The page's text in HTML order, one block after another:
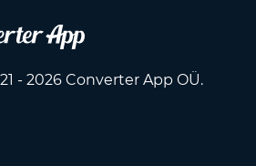
- 2026 Converter App OÜ.